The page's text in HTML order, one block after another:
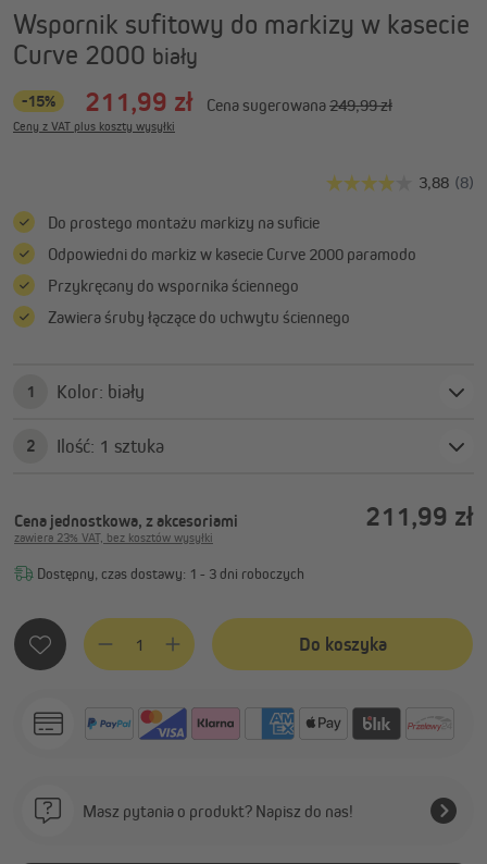
Wspornik sufitowy do markizy w kasecie
Curve 2000 biały
-15% 211,99 zł Cena sugerowana249,99 zł
Ceny z VAT plus koszty wysyłki
Do prostego montażu markizy na suficie
Odpowiedni do markiz w kasecie Curve 2000 paramodo
Przykręcany do wspornika ściennego
Zawiera śruby łączące do uchwytu ściennego
1 Kolor: biały
2 Ilość: 1 sztuka
Cena jednostkowa, z akcesoriami 211,99 zł
zawiera 23% VAT, bez kosztów wysyłki
Dostępny, czas dostawy: 1 - 3 dni roboczych
Ilość produktu: Wprowadź żądaną ilość lub użyj
Do koszyka
Masz pytania o produkt? Napisz do nas!